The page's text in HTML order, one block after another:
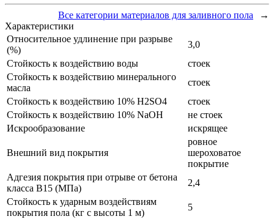
Все категории материалов для заливного пола
→
Характеристики
Относительное удлинение при разрыве
(%)
3,0
Стойкость к воздействию воды
стоек
Стойкость к воздействию минерального
масла
стоек
Стойкость к воздействию 10% H2SO4
стоек
Стойкость к воздействию 10% NaOH
не стоек
Искрообразование
искрящее
Внешний вид покрытия
ровное
шероховатое
покрытие
Адгезия покрытия при отрыве от бетона
класса В15 (МПа)
2,4
Стойкость к ударным воздействиям
покрытия пола (кг с высоты 1 м)
5